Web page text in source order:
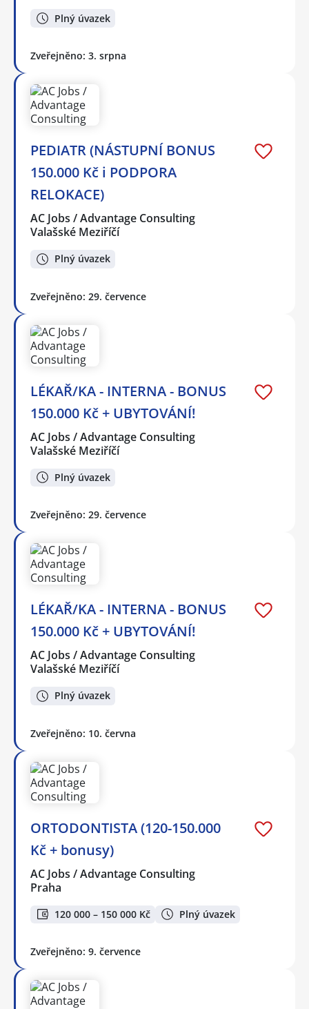
Plný úvazek
Zveřejněno: 3. srpna
PEDIATR (NÁSTUPNÍ BONUS
150.000 Kč i PODPORA
RELOKACE)
AC Jobs / Advantage Consulting
Valašské Meziříčí
Plný úvazek
Zveřejněno: 29. července
LÉKAŘ/KA - INTERNA - BONUS
150.000 Kč + UBYTOVÁNÍ!
AC Jobs / Advantage Consulting
Valašské Meziříčí
Plný úvazek
Zveřejněno: 29. července
LÉKAŘ/KA - INTERNA - BONUS
150.000 Kč + UBYTOVÁNÍ!
AC Jobs / Advantage Consulting
Valašské Meziříčí
Plný úvazek
Zveřejněno: 10. června
ORTODONTISTA (120-150.000
Kč + bonusy)
AC Jobs / Advantage Consulting
Praha
120 000 – 150 000 Kč Plný úvazek
Zveřejněno: 9. července